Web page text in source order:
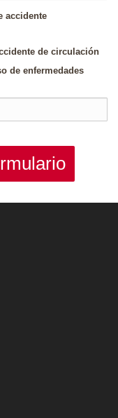
accidente
de circulación
de enfermedades